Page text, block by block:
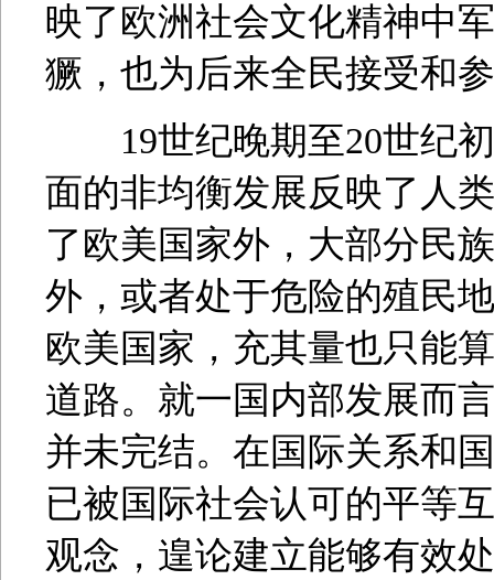
映了欧洲社会文化精神中
獗，也为后来全民接受和
19世纪晚期至20世纪初
面的非均衡发展反映了人
了欧美国家外，大部分民
外，或者处于危险的殖民
欧美国家，充其量也只能
道路。就一国内部发展而
并未完结。在国际关系和
已被国际社会认可的平等
观念，遑论建立能够有效